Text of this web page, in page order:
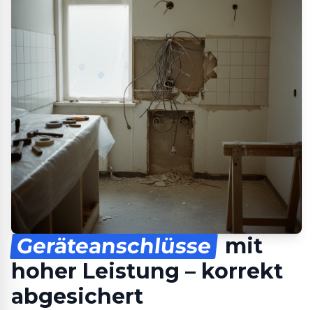
Geräteanschlüsse
mit
hoher Leistung – korrekt
abgesichert